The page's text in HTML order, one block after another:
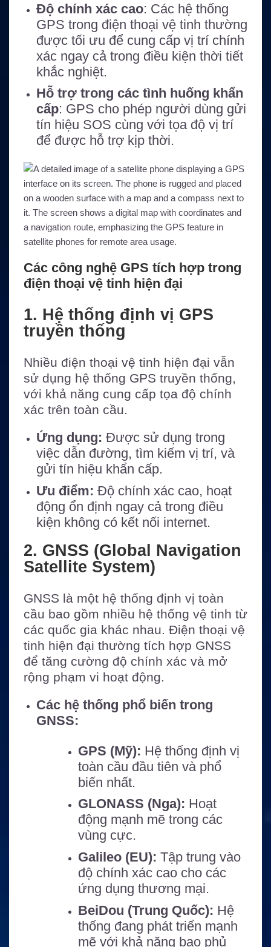
Độ chính xác cao: Các hệ thống
GPS trong điện thoại vệ tinh thường
được tối ưu để cung cấp vị trí chính
xác ngay cả trong điều kiện thời tiết
khắc nghiệt.
Hỗ trợ trong các tình huống khẩn
cấp: GPS cho phép người dùng gửi
tín hiệu SOS cùng với tọa độ vị trí
để được hỗ trợ kịp thời.
Các công nghệ GPS tích hợp trong
điện thoại vệ tinh hiện đại
1. Hệ thống định vị GPS
truyền thống
Nhiều điện thoại vệ tinh hiện đại vẫn
sử dụng hệ thống GPS truyền thống,
với khả năng cung cấp tọa độ chính
xác trên toàn cầu.
Ứng dụng: Được sử dụng trong
việc dẫn đường, tìm kiếm vị trí, và
gửi tín hiệu khẩn cấp.
Ưu điểm: Độ chính xác cao, hoạt
động ổn định ngay cả trong điều
kiện không có kết nối internet.
2. GNSS (Global Navigation
Satellite System)
GNSS là một hệ thống định vị toàn
cầu bao gồm nhiều hệ thống vệ tinh từ
các quốc gia khác nhau. Điện thoại vệ
tinh hiện đại thường tích hợp GNSS
để tăng cường độ chính xác và mở
rộng phạm vi hoạt động.
Các hệ thống phổ biến trong
GNSS:
GPS (Mỹ): Hệ thống định vị
toàn cầu đầu tiên và phổ
biến nhất.
GLONASS (Nga): Hoạt
động mạnh mẽ trong các
vùng cực.
Galileo (EU): Tập trung vào
độ chính xác cao cho các
ứng dụng thương mại.
BeiDou (Trung Quốc): Hệ
thống đang phát triển mạnh
mẽ với khả năng bao phủ